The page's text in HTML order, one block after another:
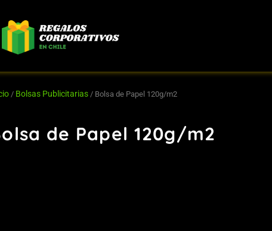
/ Bolsas Publicitarias / Bolsa de Papel 120g/m2
de Papel 120g/m2